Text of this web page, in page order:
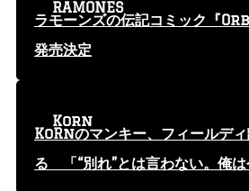
ラモーンズの伝記コミック『
発売決定
RAMONES
KoRnのマンキー、フィールデ
る 「“別れ”とは言わない。俺は
Korn